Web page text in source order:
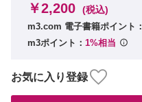
￥2,200 (税込)
m3.com 電子書籍ポイント：
m3ポイント： 1%相当
お気に入り登録